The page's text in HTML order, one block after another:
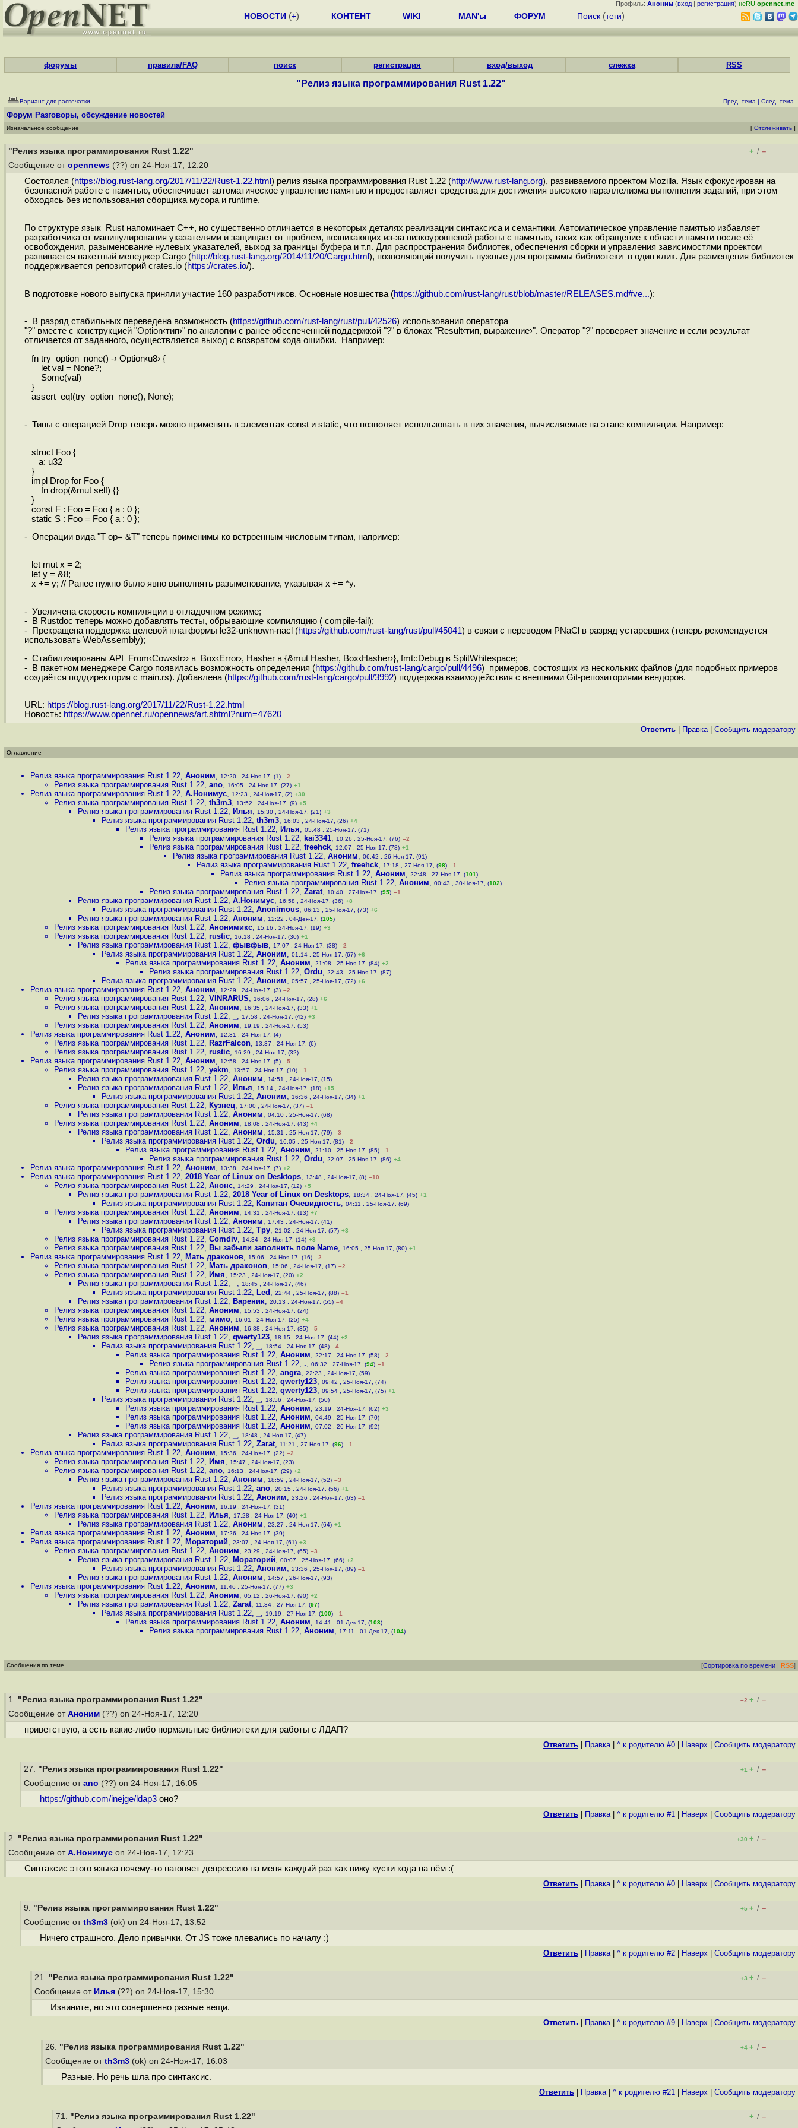
Профиль: Аноним (вход | регистрация) неRU opennet.me
НОВОСТИ (+) КОНТЕНТ WIKI MAN'ы ФОРУМ Поиск (теги)
форумы правила/FAQ поиск регистрация вход/выход слежка RSS
"Релиз языка программирования Rust 1.22"
Вариант для распечатки Пред. тема | След. тема
Форум Разговоры, обсуждение новостей
Изначальное сообщение [ Отслеживать ]
"Релиз языка программирования Rust 1.22" + / –
Сообщение от opennews (??) on 24-Ноя-17, 12:20
Состоялся (https://blog.rust-lang.org/2017/11/22/Rust-1.22.html ) релиз языка программирования Rust 1.22 (http://www.rust-lang.org), развиваемого проектом Mozilla. Язык сфокусирован на
безопасной работе с памятью, обеспечивает автоматическое управление памятью и предоставляет средства для достижения высокого параллелизма выполнения заданий, при этом
обходясь без использования сборщика мусора и runtime.
По структуре язык Rust напоминает C++, но существенно отличается в некоторых деталях реализации синтаксиса и семантики. Автоматическое управление памятью избавляет
разработчика от манипулирования указателями и защищает от проблем, возникающих из-за низкоуровневой работы с памятью, таких как обращение к области памяти после её
освобождения, разыменование нулевых указателей, выход за границы буфера и т.п. Для распространения библиотек, обеспечения сборки и управления зависимостями проектом
развивается пакетный менеджер Cargo (http://blog.rust-lang.org/2014/11/20/Cargo.html ), позволяющий получить нужные для программы библиотеки в один клик. Для размещения библиотек
поддерживается репозиторий crates.io (https://crates.io/).
В подготовке нового выпуска приняли участие 160 разработчиков. Основные новшества (https://github.com/rust-lang/rust/blob/master/RELEASES.md#ve...):
- В разряд стабильных переведена возможность (https://github.com/rust-lang/rust/pull/42526) использования оператора
"?" вместе с конструкцией "Option‹тип›" по аналогии с ранее обеспеченной поддержкой "?" в блоках "Result‹тип, выражение›". Оператор "?" проверяет значение и если результат
отличается от заданного, осуществляется выход с возвратом кода ошибки. Например:
fn try_option_none() -› Option‹u8› {
let val = None?;
Some(val)
}
assert_eq!(try_option_none(), None);
- Типы с операцией Drop теперь можно применять в элементах const и static, что позволяет использовать в них значения, вычисляемые на этапе компиляции. Например:
struct Foo {
a: u32
}
impl Drop for Foo {
fn drop(&mut self) {}
}
const F : Foo = Foo { a : 0 };
static S : Foo = Foo { a : 0 };
- Операции вида "T op= &T" теперь применимы ко встроенным числовым типам, например:
let mut x = 2;
let y = &8;
x += y; // Ранее нужно было явно выполнять разыменование, указывая x += *y.
- Увеличена скорость компиляции в отладочном режиме;
- В Rustdoc теперь можно добавлять тесты, обрывающие компиляцию ( compile-fail);
- Прекращена поддержка целевой платформы le32-unknown-nacl (https://github.com/rust-lang/rust/pull/45041) в связи с переводом PNaCl в разряд устаревших (теперь рекомендуется
использовать WebAssembly);
- Стабилизированы API From‹Cow‹str›› в Box‹Error›, Hasher в {&mut Hasher, Box‹Hasher›}, fmt::Debug в SplitWhitespace;
- В пакетном менеджере Cargo появилась возможность определения (https://github.com/rust-lang/cargo/pull/4496) примеров, состоящих из нескольких файлов (для подобных примеров
создаётся поддиректория с main.rs). Добавлена (https://github.com/rust-lang/cargo/pull/3992) поддержка взаимодействия с внешними Git-репозиториями вендоров.
URL: https://blog.rust-lang.org/2017/11/22/Rust-1.22.html
Новость: https://www.opennet.ru/opennews/art.shtml?num=47620
Ответить Правка| Cообщить модератору
Оглавление
Релиз языка программирования Rust 1.22, Аноним, 12:20 , 24-Ноя-17, (1) –2
Релиз языка программирования Rust 1.22, ano, 16:05 , 24-Ноя-17, (27) +1
Релиз языка программирования Rust 1.22, А.Нонимус, 12:23 , 24-Ноя-17, (2) +30
Релиз языка программирования Rust 1.22, th3m3, 13:52 , 24-Ноя-17, (9) +5
Релиз языка программирования Rust 1.22, Илья, 15:30 , 24-Ноя-17, (21) +3
Релиз языка программирования Rust 1.22, th3m3, 16:03 , 24-Ноя-17, (26) +4
Релиз языка программирования Rust 1.22, Илья, 05:48 , 25-Ноя-17, (71)
Релиз языка программирования Rust 1.22, kai3341, 10:26 , 25-Ноя-17, (76) –2
Релиз языка программирования Rust 1.22, freehck, 12:07 , 25-Ноя-17, (78) +1
Релиз языка программирования Rust 1.22, Аноним, 06:42 , 26-Ноя-17, (91)
Релиз языка программирования Rust 1.22, freehck, 17:18 , 27-Ноя-17, (98) –1
Релиз языка программирования Rust 1.22, Аноним, 22:48 , 27-Ноя-17, (101)
Релиз языка программирования Rust 1.22, Аноним, 00:43 , 30-Ноя-17, (102)
Релиз языка программирования Rust 1.22, Zarat, 10:40 , 27-Ноя-17, (95) –1
Релиз языка программирования Rust 1.22, А.Нонимус, 16:58 , 24-Ноя-17, (36) +8
Релиз языка программирования Rust 1.22, Anonimous, 06:13 , 25-Ноя-17, (73) +6
Релиз языка программирования Rust 1.22, Аноним, 12:22 , 04-Дек-17, (105)
Релиз языка программирования Rust 1.22, Анонимикс, 15:16 , 24-Ноя-17, (19) +3
Релиз языка программирования Rust 1.22, rustic, 16:18 , 24-Ноя-17, (30) +1
Релиз языка программирования Rust 1.22, фывфыв, 17:07 , 24-Ноя-17, (38) –2
Релиз языка программирования Rust 1.22, Аноним, 01:14 , 25-Ноя-17, (67) +6
Релиз языка программирования Rust 1.22, Аноним, 21:08 , 25-Ноя-17, (84) +2
Релиз языка программирования Rust 1.22, Ordu, 22:43 , 25-Ноя-17, (87)
Релиз языка программирования Rust 1.22, Аноним, 05:57 , 25-Ноя-17, (72) +6
Релиз языка программирования Rust 1.22, Аноним, 12:29 , 24-Ноя-17, (3) –2
Релиз языка программирования Rust 1.22, VINRARUS, 16:06 , 24-Ноя-17, (28) +6
Релиз языка программирования Rust 1.22, Аноним, 16:35 , 24-Ноя-17, (33) +1
Релиз языка программирования Rust 1.22, , 17:58 , 24-Ноя-17, (42) +3
Релиз языка программирования Rust 1.22, Аноним, 19:19 , 24-Ноя-17, (53)
Релиз языка программирования Rust 1.22, Аноним, 12:31 , 24-Ноя-17, (4)
Релиз языка программирования Rust 1.22, RazrFalcon, 13:37 , 24-Ноя-17, (6)
Релиз языка программирования Rust 1.22, rustic, 16:29 , 24-Ноя-17, (32)
Релиз языка программирования Rust 1.22, Аноним, 12:58 , 24-Ноя-17, (5) –5
Релиз языка программирования Rust 1.22, yekm, 13:57 , 24-Ноя-17, (10) –1
Релиз языка программирования Rust 1.22, Аноним, 14:51 , 24-Ноя-17, (15)
Релиз языка программирования Rust 1.22, Илья, 15:14 , 24-Ноя-17, (18) +15
Релиз языка программирования Rust 1.22, Аноним, 16:36 , 24-Ноя-17, (34) +1
Релиз языка программирования Rust 1.22, Кузнец, 17:00 , 24-Ноя-17, (37) –1
Релиз языка программирования Rust 1.22, Аноним, 04:10 , 25-Ноя-17, (68)
Релиз языка программирования Rust 1.22, Аноним, 18:08 , 24-Ноя-17, (43) +4
Релиз языка программирования Rust 1.22, Аноним, 15:31 , 25-Ноя-17, (79) –3
Релиз языка программирования Rust 1.22, Ordu, 16:05 , 25-Ноя-17, (81) –2
Релиз языка программирования Rust 1.22, Аноним, 21:10 , 25-Ноя-17, (85) –1
Релиз языка программирования Rust 1.22, Ordu, 22:07 , 25-Ноя-17, (86) +4
Релиз языка программирования Rust 1.22, Аноним, 13:38 , 24-Ноя-17, (7) +2
Релиз языка программирования Rust 1.22, 2018 Year of Linux on Desktops, 13:48 , 24-Ноя-17, (8) –10
Релиз языка программирования Rust 1.22, Анонс, 14:29 , 24-Ноя-17, (12) +5
Релиз языка программирования Rust 1.22, 2018 Year of Linux on Desktops, 18:34 , 24-Ноя-17, (45) +1
Релиз языка программирования Rust 1.22, Капитан Очевидность, 04:11 , 25-Ноя-17, (69)
Релиз языка программирования Rust 1.22, Аноним, 14:31 , 24-Ноя-17, (13) +7
Релиз языка программирования Rust 1.22, Аноним, 17:43 , 24-Ноя-17, (41)
Релиз языка программирования Rust 1.22, Тру, 21:02 , 24-Ноя-17, (57) +3
Релиз языка программирования Rust 1.22, Comdiv, 14:34 , 24-Ноя-17, (14) +3
Релиз языка программирования Rust 1.22, Вы забыли заполнить поле Name, 16:05 , 25-Ноя-17, (80) +1
Релиз языка программирования Rust 1.22, Мать драконов, 15:06 , 24-Ноя-17, (16) –2
Релиз языка программирования Rust 1.22, Мать драконов, 15:06 , 24-Ноя-17, (17) –2
Релиз языка программирования Rust 1.22, Имя, 15:23 , 24-Ноя-17, (20) +2
Релиз языка программирования Rust 1.22, , 18:45 , 24-Ноя-17, (46)
Релиз языка программирования Rust 1.22, Led , 22:44 , 25-Ноя-17, (88) –1
Релиз языка программирования Rust 1.22, Вареник, 20:13 , 24-Ноя-17, (55) –4
Релиз языка программирования Rust 1.22, Аноним, 15:53 , 24-Ноя-17, (24)
Релиз языка программирования Rust 1.22, мимо, 16:01 , 24-Ноя-17, (25) +4
Релиз языка программирования Rust 1.22, Аноним, 16:38 , 24-Ноя-17, (35) –5
Релиз языка программирования Rust 1.22, qwerty123, 18:15 , 24-Ноя-17, (44) +2
Релиз языка программирования Rust 1.22, , 18:54 , 24-Ноя-17, (48) –4
Релиз языка программирования Rust 1.22, Аноним, 22:17 , 24-Ноя-17, (58) –2
Релиз языка программирования Rust 1.22, ., 06:32 , 27-Ноя-17, (94) –1
Релиз языка программирования Rust 1.22, angra, 22:23 , 24-Ноя-17, (59)
Релиз языка программирования Rust 1.22, qwerty123, 09:42 , 25-Ноя-17, (74)
Релиз языка программирования Rust 1.22, qwerty123, 09:54 , 25-Ноя-17, (75) +1
Релиз языка программирования Rust 1.22, , 18:56 , 24-Ноя-17, (50)
Релиз языка программирования Rust 1.22, Аноним, 23:19 , 24-Ноя-17, (62) +3
Релиз языка программирования Rust 1.22, Аноним, 04:49 , 25-Ноя-17, (70)
Релиз языка программирования Rust 1.22, Аноним, 07:02 , 26-Ноя-17, (92)
Релиз языка программирования Rust 1.22, , 18:48 , 24-Ноя-17, (47)
Релиз языка программирования Rust 1.22, Zarat, 11:21 , 27-Ноя-17, (96) –1
Релиз языка программирования Rust 1.22, Аноним, 15:36 , 24-Ноя-17, (22) –2
Релиз языка программирования Rust 1.22, Имя, 15:47 , 24-Ноя-17, (23)
Релиз языка программирования Rust 1.22, ano, 16:13 , 24-Ноя-17, (29) +2
Релиз языка программирования Rust 1.22, Аноним, 18:59 , 24-Ноя-17, (52) –3
Релиз языка программирования Rust 1.22, ano, 20:15 , 24-Ноя-17, (56) +1
Релиз языка программирования Rust 1.22, Аноним, 23:26 , 24-Ноя-17, (63) –1
Релиз языка программирования Rust 1.22, Аноним, 16:19 , 24-Ноя-17, (31)
Релиз языка программирования Rust 1.22, Илья, 17:28 , 24-Ноя-17, (40) +1
Релиз языка программирования Rust 1.22, Аноним, 23:27 , 24-Ноя-17, (64) +1
Релиз языка программирования Rust 1.22, Аноним, 17:26 , 24-Ноя-17, (39)
Релиз языка программирования Rust 1.22, Мораторий, 23:07 , 24-Ноя-17, (61) +3
Релиз языка программирования Rust 1.22, Аноним, 23:29 , 24-Ноя-17, (65) –3
Релиз языка программирования Rust 1.22, Мораторий, 00:07 , 25-Ноя-17, (66) +2
Релиз языка программирования Rust 1.22, Аноним, 23:36 , 25-Ноя-17, (89) –1
Релиз языка программирования Rust 1.22, Аноним, 14:57 , 26-Ноя-17, (93)
Релиз языка программирования Rust 1.22, Аноним, 11:46 , 25-Ноя-17, (77) +3
Релиз языка программирования Rust 1.22, Аноним, 05:12 , 26-Ноя-17, (90) +2
Релиз языка программирования Rust 1.22, Zarat, 11:34 , 27-Ноя-17, (97)
Релиз языка программирования Rust 1.22, , 19:19 , 27-Ноя-17, (100) –1
Релиз языка программирования Rust 1.22, Аноним, 14:41 , 01-Дек-17, (103)
Релиз языка программирования Rust 1.22, Аноним, 17:11 , 01-Дек-17, (104)
Сообщения по теме [Сортировка по времени | RSS]
1. "Релиз языка программирования Rust 1.22" –2 + / –
Сообщение от Аноним (??) on 24-Ноя-17, 12:20
приветствую, а есть какие-либо нормальные библиотеки для работы с ЛДАП?
Ответить Правка| ^ к родителю #0 Наверх Cообщить модератору
27. "Релиз языка программирования Rust 1.22" +1 + / –
Сообщение от ano (??) on 24-Ноя-17, 16:05
https://github.com/inejge/ldap3оно?
Ответить Правка| ^ к родителю #1 Наверх Cообщить модератору
2. "Релиз языка программирования Rust 1.22" +30 + / –
Сообщение от А.Нонимус on 24-Ноя-17, 12:23
Синтаксис этого языка почему-то нагоняет депрессию на меня каждый раз как вижу куски кода на нём :(
Ответить Правка| ^ к родителю #0 Наверх Cообщить модератору
9. "Релиз языка программирования Rust 1.22" +5 + / –
Сообщение от th3m3 (ok) on 24-Ноя-17, 13:52
Ничего страшного. Дело привычки. От JS тоже плевались по началу ;)
Ответить Правка| ^ к родителю #2 Наверх Cообщить модератору
21. "Релиз языка программирования Rust 1.22" +3 + / –
Сообщение от Илья (??) on 24-Ноя-17, 15:30
Извините, но это совершенно разные вещи.
Ответить Правка| ^ к родителю #9 Наверх Cообщить модератору
26. "Релиз языка программирования Rust 1.22" +4 + / –
Сообщение от th3m3 (ok) on 24-Ноя-17, 16:03
Разные. Но речь шла про синтаксис.
Ответить Правка| ^ к родителю #21 Наверх Cообщить модератору
71. "Релиз языка программирования Rust 1.22" + / –